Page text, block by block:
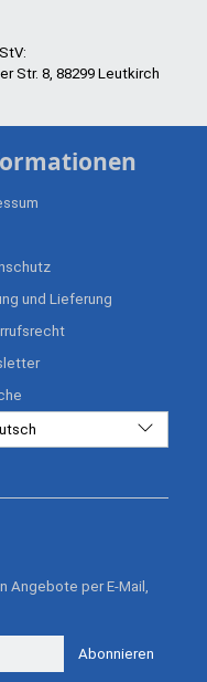
Str. 8, 88299 Leutkirch
und Lieferung
Angebote per E-Mail,
Abonnieren